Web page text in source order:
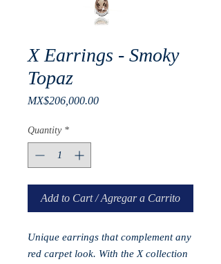
X Earrings - Smoky
Topaz
MX$206,000.00Price
Quantity *
Add to Cart / Agregar a Carrito
Unique earrings that complement any
red carpet look. With the X collection